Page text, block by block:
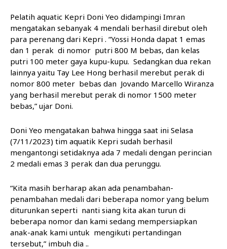
Pelatih aquatic Kepri Doni Yeo didampingi Imran
mengatakan sebanyak 4 mendali berhasil direbut oleh
para perenang dari Kepri . “Yossi Honda dapat 1 emas
dan 1 perak di nomor putri 800 M bebas, dan kelas
putri 100 meter gaya kupu-kupu. Sedangkan dua rekan
lainnya yaitu Tay Lee Hong berhasil merebut perak di
nomor 800 meter bebas dan Jovando Marcello Wiranza
yang berhasil merebut perak di nomor 1500 meter
bebas,” ujar Doni.
Doni Yeo mengatakan bahwa hingga saat ini Selasa
(7/11/2023) tim aquatik Kepri sudah berhasil
mengantongi setidaknya ada 7 medali dengan perincian
2 medali emas 3 perak dan dua perunggu.
“Kita masih berharap akan ada penambahan-
penambahan medali dari beberapa nomor yang belum
diturunkan seperti nanti siang kita akan turun di
beberapa nomor dan kami sedang mempersiapkan
anak-anak kami untuk mengikuti pertandingan
tersebut,” imbuh dia ..